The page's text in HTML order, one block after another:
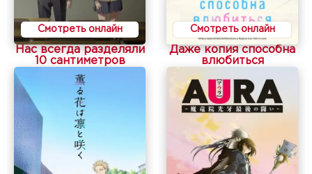
Смотреть онлайн
Нас всегда разделяли
10 сантиметров
Смотреть онлайн
Даже копия способна
влюбиться